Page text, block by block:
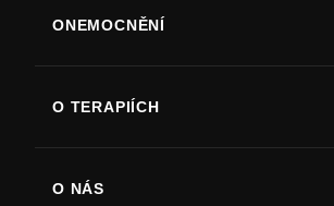
ONEMOCNĚNÍ
Parkinsonova choroba
O TERAPIÍCH
O NÁS